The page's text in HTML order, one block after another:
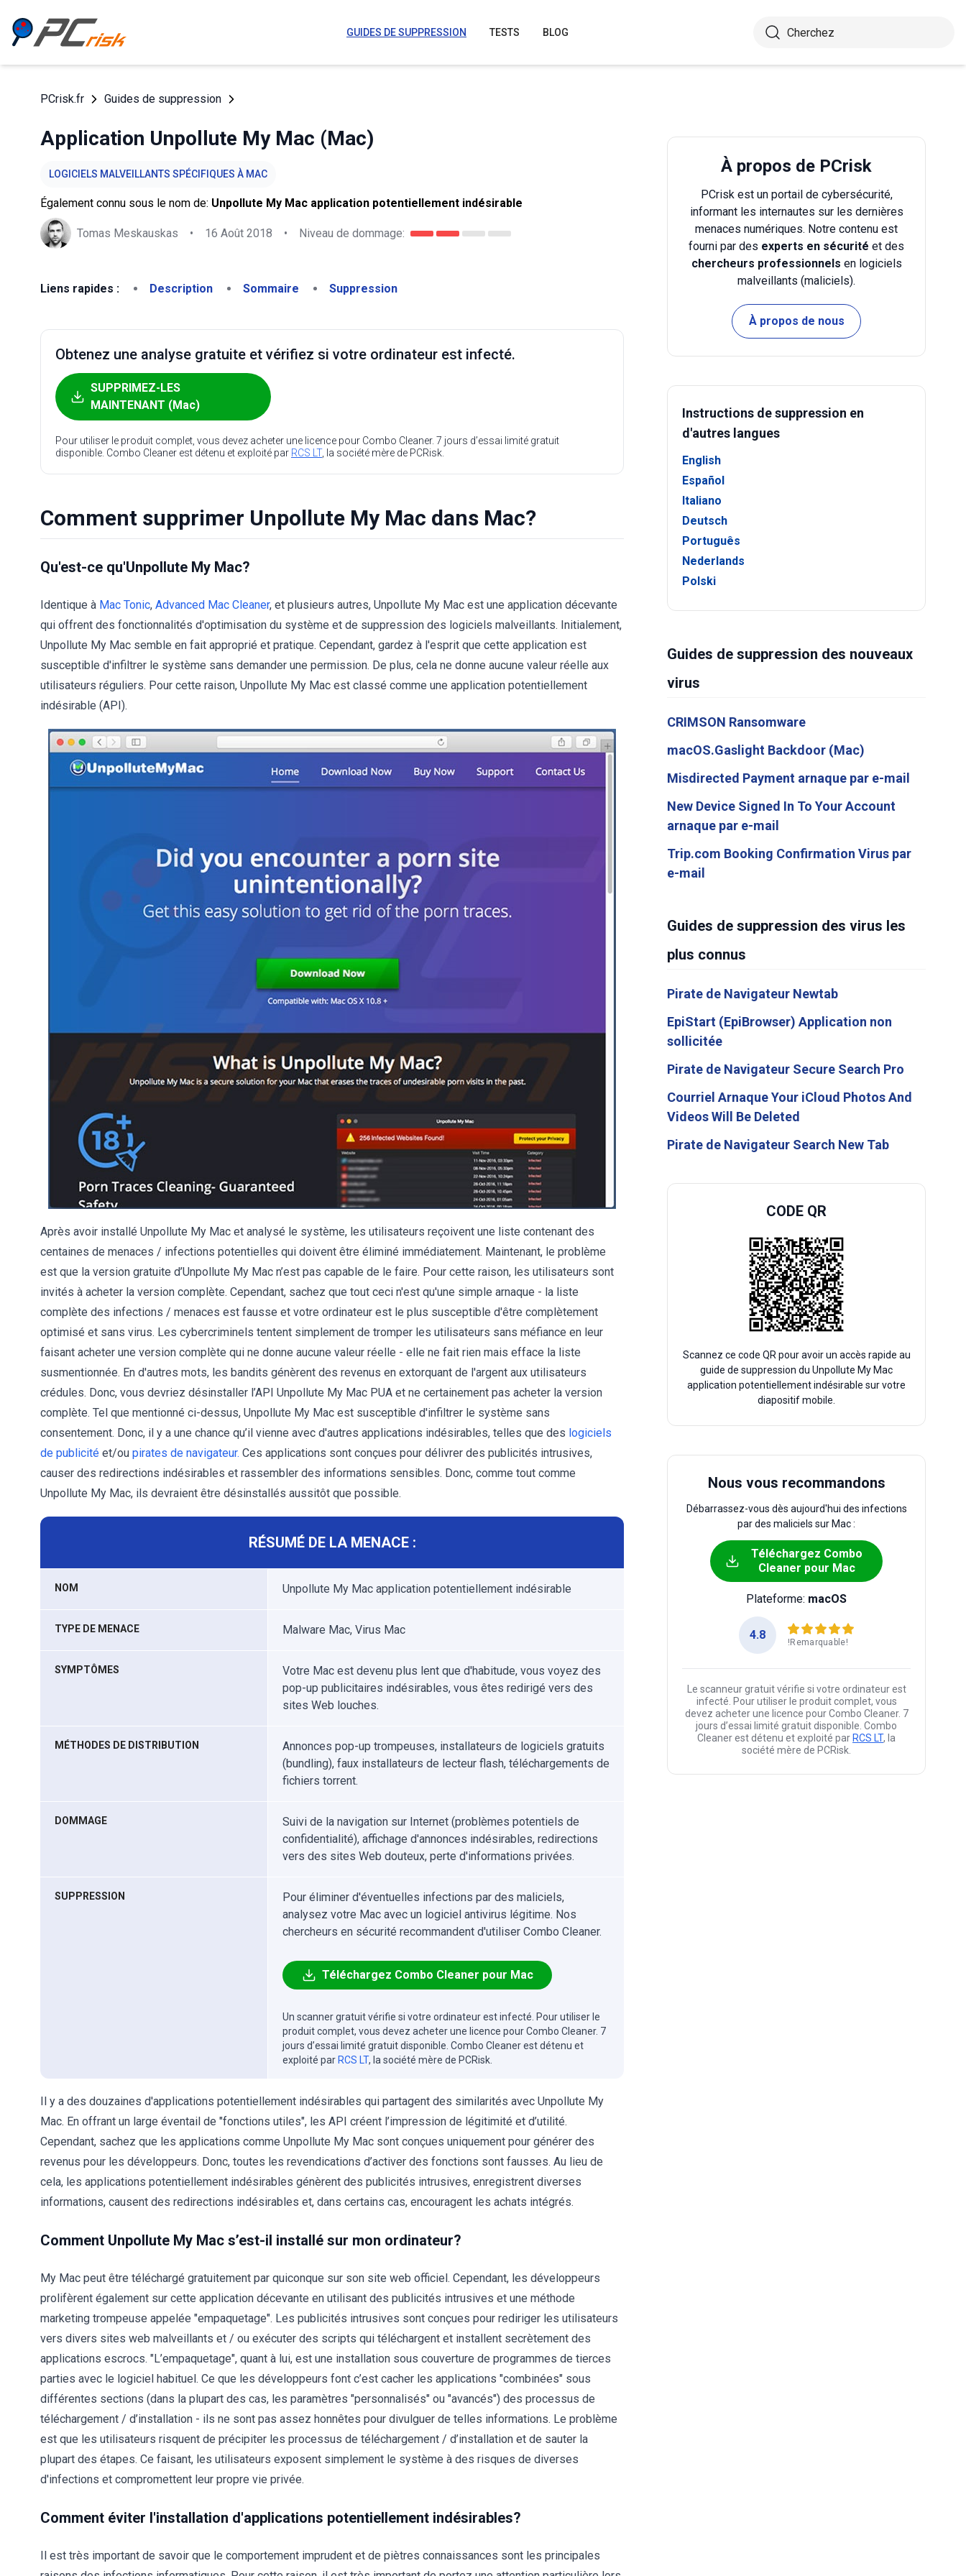
GUIDES DE SUPPRESSION TESTS BLOG
PCrisk.fr Guides de suppression
Application Unpollute My Mac (Mac)
LOGICIELS MALVEILLANTS SPÉCIFIQUES À MAC
Également connu sous le nom de: Unpollute My Mac application potentiellement indésirable
Tomas Meskauskas • 16 Août 2018 • Niveau de dommage:
Liens rapides : Description Sommaire Suppression
Obtenez une analyse gratuite et vérifiez si votre ordinateur est infecté.
SUPPRIMEZ-LES
MAINTENANT (Mac)
Pour utiliser le produit complet, vous devez acheter une licence pour Combo Cleaner. 7 jours d’essai limité gratuit
disponible. Combo Cleaner est détenu et exploité par RCS LT, la société mère de PCRisk.
Comment supprimer Unpollute My Mac dans Mac?
Qu'est-ce qu'Unpollute My Mac?
Identique à Mac Tonic, Advanced Mac Cleaner, et plusieurs autres, Unpollute My Mac est une application décevante
qui offrent des fonctionnalités d'optimisation du système et de suppression des logiciels malveillants. Initialement,
Unpollute My Mac semble en fait approprié et pratique. Cependant, gardez à l'esprit que cette application est
susceptible d'infiltrer le système sans demander une permission. De plus, cela ne donne aucune valeur réelle aux
utilisateurs réguliers. Pour cette raison, Unpollute My Mac est classé comme une application potentiellement
indésirable (API).
Après avoir installé Unpollute My Mac et analysé le système, les utilisateurs reçoivent une liste contenant des
centaines de menaces / infections potentielles qui doivent être éliminé immédiatement. Maintenant, le problème
est que la version gratuite d’Unpollute My Mac n’est pas capable de le faire. Pour cette raison, les utilisateurs sont
invités à acheter la version complète. Cependant, sachez que tout ceci n'est qu'une simple arnaque - la liste
complète des infections / menaces est fausse et votre ordinateur est le plus susceptible d'être complètement
optimisé et sans virus. Les cybercriminels tentent simplement de tromper les utilisateurs sans méfiance en leur
faisant acheter une version complète qui ne donne aucune valeur réelle - elle ne fait rien mais efface la liste
susmentionnée. En d'autres mots, les bandits génèrent des revenus en extorquant de l'argent aux utilisateurs
crédules. Donc, vous devriez désinstaller l’API Unpollute My Mac PUA et ne certainement pas acheter la version
complète. Tel que mentionné ci-dessus, Unpollute My Mac est susceptible d'infiltrer le système sans
consentement. Donc, il y a une chance qu’il vienne avec d'autres applications indésirables, telles que des logiciels
de publicité et/ou pirates de navigateur. Ces applications sont conçues pour délivrer des publicités intrusives,
causer des redirections indésirables et rassembler des informations sensibles. Donc, comme tout comme
Unpollute My Mac, ils devraient être désinstallés aussitôt que possible.
RÉSUMÉ DE LA MENACE :
NOM Unpollute My Mac application potentiellement indésirable
TYPE DE MENACE Malware Mac, Virus Mac
SYMPTÔMES
Votre Mac est devenu plus lent que d'habitude, vous voyez des
pop-up publicitaires indésirables, vous êtes redirigé vers des
sites Web louches.
MÉTHODES DE DISTRIBUTION
Annonces pop-up trompeuses, installateurs de logiciels gratuits
(bundling), faux installateurs de lecteur flash, téléchargements de
fichiers torrent.
DOMMAGE
Suivi de la navigation sur Internet (problèmes potentiels de
confidentialité), affichage d'annonces indésirables, redirections
vers des sites Web douteux, perte d'informations privées.
SUPPRESSION
Pour éliminer d'éventuelles infections par des maliciels,
analysez votre Mac avec un logiciel antivirus légitime. Nos
chercheurs en sécurité recommandent d'utiliser Combo Cleaner.
Téléchargez Combo Cleaner pour Mac
Un scanner gratuit vérifie si votre ordinateur est infecté. Pour utiliser le
produit complet, vous devez acheter une licence pour Combo Cleaner. 7
jours d’essai limité gratuit disponible. Combo Cleaner est détenu et
exploité par RCS LT, la société mère de PCRisk.
Il y a des douzaines d'applications potentiellement indésirables qui partagent des similarités avec Unpollute My
Mac. En offrant un large éventail de "fonctions utiles", les API créent l’impression de légitimité et d’utilité.
Cependant, sachez que les applications comme Unpollute My Mac sont conçues uniquement pour générer des
revenus pour les développeurs. Donc, toutes les revendications d’activer des fonctions sont fausses. Au lieu de
cela, les applications potentiellement indésirables génèrent des publicités intrusives, enregistrent diverses
informations, causent des redirections indésirables et, dans certains cas, encouragent les achats intégrés.
Comment Unpollute My Mac s’est-il installé sur mon ordinateur?
My Mac peut être téléchargé gratuitement par quiconque sur son site web officiel. Cependant, les développeurs
prolifèrent également sur cette application décevante en utilisant des publicités intrusives et une méthode
marketing trompeuse appelée "empaquetage". Les publicités intrusives sont conçues pour rediriger les utilisateurs
vers divers sites web malveillants et / ou exécuter des scripts qui téléchargent et installent secrètement des
applications escrocs. "L’empaquetage", quant à lui, est une installation sous couverture de programmes de tierces
parties avec le logiciel habituel. Ce que les développeurs font c’est cacher les applications "combinées" sous
différentes sections (dans la plupart des cas, les paramètres "personnalisés" ou "avancés") des processus de
téléchargement / d’installation - ils ne sont pas assez honnêtes pour divulguer de telles informations. Le problème
est que les utilisateurs risquent de précipiter les processus de téléchargement / d’installation et de sauter la
plupart des étapes. Ce faisant, les utilisateurs exposent simplement le système à des risques de diverses
d'infections et compromettent leur propre vie privée.
Comment éviter l'installation d'applications potentiellement indésirables?
Il est très important de savoir que le comportement imprudent et de piètres connaissances sont les principales
À propos de PCrisk
PCrisk est un portail de cybersécurité,
informant les internautes sur les dernières
menaces numériques. Notre contenu est
fourni par des experts en sécurité et des
chercheurs professionnels en logiciels
malveillants (maliciels).
À propos de nous
Instructions de suppression en
d'autres langues
English
Español
Italiano
Deutsch
Português
Nederlands
Polski
Guides de suppression des nouveaux
virus
CRIMSON Ransomware
macOS.Gaslight Backdoor (Mac)
Misdirected Payment arnaque par e-mail
New Device Signed In To Your Account
arnaque par e-mail
Trip.com Booking Confirmation Virus par
e-mail
Guides de suppression des virus les
plus connus
Pirate de Navigateur Newtab
EpiStart (EpiBrowser) Application non
sollicitée
Pirate de Navigateur Secure Search Pro
Courriel Arnaque Your iCloud Photos And
Videos Will Be Deleted
Pirate de Navigateur Search New Tab
CODE QR
Scannez ce code QR pour avoir un accès rapide au
guide de suppression du Unpollute My Mac
application potentiellement indésirable sur votre
diapositif mobile.
Nous vous recommandons
Débarrassez-vous dès aujourd'hui des infections
par des maliciels sur Mac :
Téléchargez Combo
Cleaner pour Mac
Plateforme: macOS
4.8
!Remarquable!
Le scanneur gratuit vérifie si votre ordinateur est
infecté. Pour utiliser le produit complet, vous
devez acheter une licence pour Combo Cleaner. 7
jours d’essai limité gratuit disponible. Combo
Cleaner est détenu et exploité par RCS LT, la
société mère de PCRisk.